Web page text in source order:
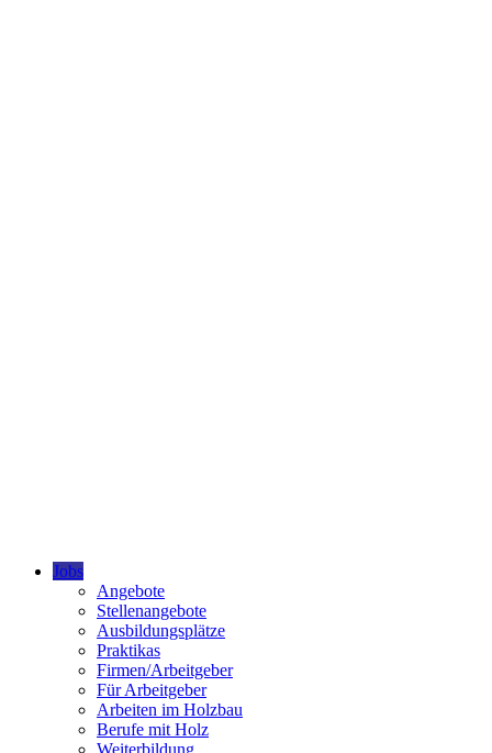
Jobs
Angebote
Stellenangebote
Ausbildungsplätze
Praktikas
Firmen/Arbeitgeber
Für Arbeitgeber
Arbeiten im Holzbau
Berufe mit Holz